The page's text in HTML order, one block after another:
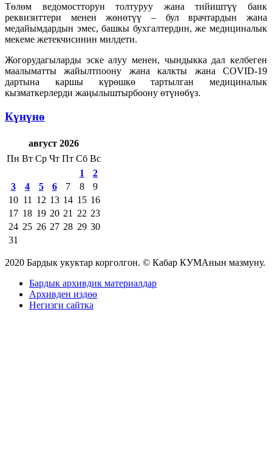
Төлөм ведомостторун толтуруу жана тийиштүү банк
реквизиттери менен жөнөтүү – бул врачтардын жана
медайымдардын эмес, башкы бухгалтердин, же медициналык
мекеме жетекчисинин милдети.
Жогорудагыларды эске алуу менен, чындыкка дал келбеген
маалыматты жайылтпоону жана калкты жана COVID-19
дартына каршы күрөшкө тартылган медициналык
кызматкерлерди жаңылыштырбоону өтүнөбүз.
Күнүнө
август 2026
Пн Вт Ср Чт Пт Сб Вс
1
2
3
4 5 6 7 8
9
10 11 12 13 14 15 16
17 18 19 20 21 22 23
24 25 26 27 28 29 30
31
2020 Бардык укуктар корголгон. © Кабар КУМАнын мазмуну.
Бардык архивдик материалдар
Архивден издөө
Негизги сайтка